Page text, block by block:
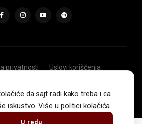
da sajt radi kako treba i da
iskustvo. Više u politici kolačića.
U redu
privatnosti
Uslovi korišćenja